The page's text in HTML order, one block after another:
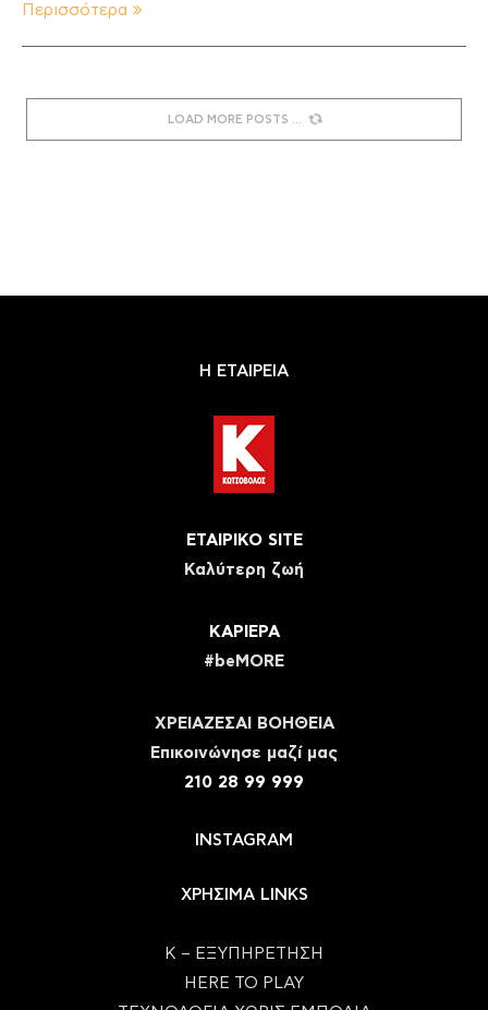
Περισσότερα
LOAD MORE POSTS
Η ΕΤΑΙΡΕΙΑ
ΕΤΑΙΡΙΚΟ SITE
Καλύτερη ζωή
ΚΑΡΙΕΡΑ
#beMORE
ΧΡΕΙΑΖΕΣΑΙ ΒΟΗΘΕΙΑ
Eπικοινώνησε μαζί μας
210 28 99 999
INSTAGRAM
ΧΡΗΣΙΜΑ LINKS
Κ – ΕΞΥΠΗΡΕΤΗΣΗ
HERE TO PLAY